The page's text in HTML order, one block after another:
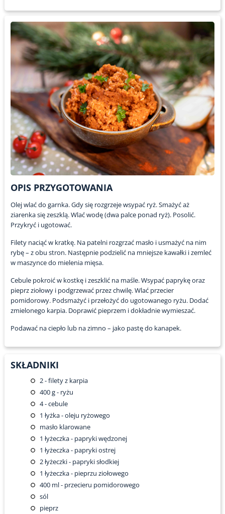
OPIS PRZYGOTOWANIA
Olej wlać do garnka. Gdy się rozgrzeje wsypać ryż. Smażyć aż
ziarenka się zeszklą. Wlać wodę (dwa palce ponad ryż). Posolić.
Przykryć i ugotować.
Filety naciąć w kratkę. Na patelni rozgrzać masło i usmażyć na nim
rybę – z obu stron. Następnie podzielić na mniejsze kawałki i zemleć
w maszynce do mielenia mięsa.
Cebule pokroić w kostkę i zeszklić na maśle. Wsypać paprykę oraz
pieprz ziołowy i podgrzewać przez chwilę. Wlać przecier
pomidorowy. Podsmażyć i przełożyć do ugotowanego ryżu. Dodać
zmielonego karpia. Doprawić pieprzem i dokładnie wymieszać.
Podawać na ciepło lub na zimno – jako pastę do kanapek.
SKŁADNIKI
2- filety z karpia
400g - ryżu
4- cebule
1 łyżka - oleju ryżowego
masło klarowane
1 łyżeczka - papryki wędzonej
1 łyżeczka - papryki ostrej
2łyżeczki - papryki słodkiej
1 łyżeczka - pieprzu ziołowego
400ml - przecieru pomidorowego
sól
pieprz